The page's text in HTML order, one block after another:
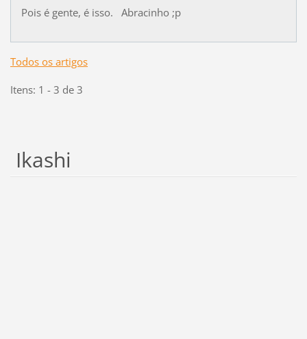
Pois é gente, é isso. Abracinho ;p
Todos os artigos
Itens: 1 - 3 de 3
Ikashi